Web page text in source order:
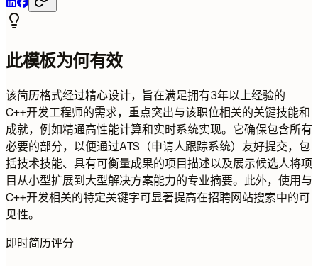
此模板为何有效
该简历格式经过精心设计，旨在满足拥有3年以上经验的
C++开发工程师的需求，重点突出与该职位相关的关键技能和
成就，例如精通高性能计算和实时系统实现。它确保包含所有
必要的部分，以便通过ATS（申请人跟踪系统）友好提交，包
括技术技能、具有可衡量成果的项目描述以及展示候选人将项
目从小型扩展到大型解决方案能力的专业摘要。此外，使用与
C++开发相关的特定关键字可显著提高在招聘网站搜索中的可
见性。
即时简历评分